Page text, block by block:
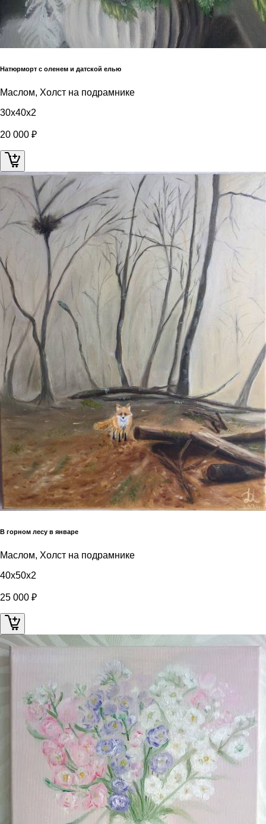
Натюрморт с оленем и датской елью
Маслом, Холст на подрамнике
30x40x2
20 000 ₽
В горном лесу в январе
Маслом, Холст на подрамнике
40x50x2
25 000 ₽